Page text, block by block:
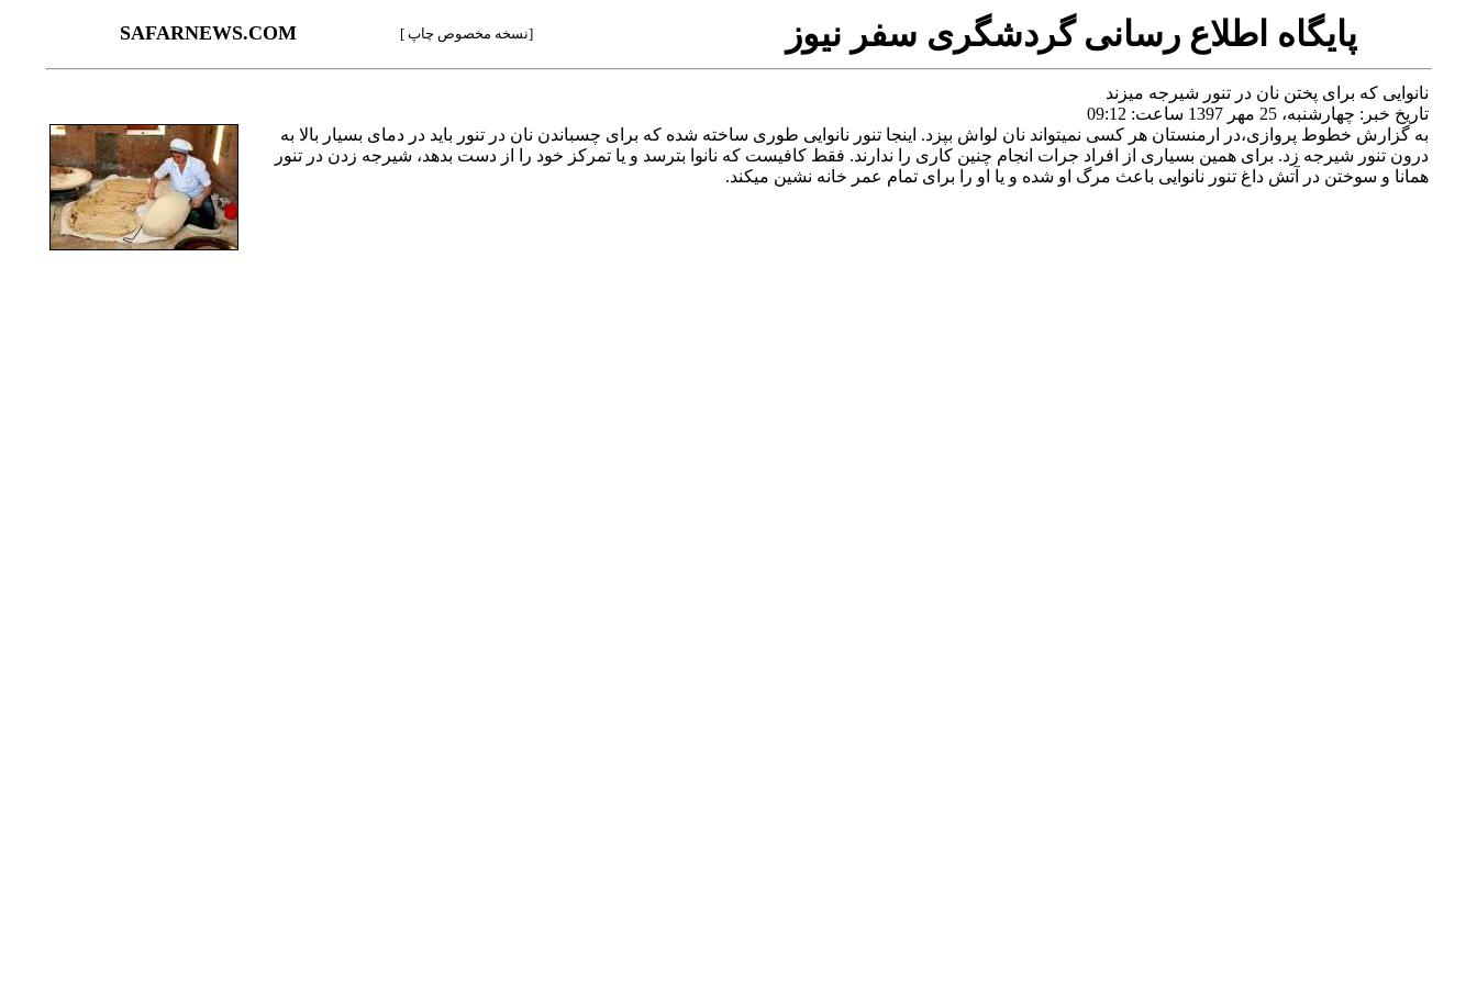
پايگاه اطلاع رسانی گردشگری سفر نيوز [نسخه مخصوص چاپ ] SAFARNEWS.COM
نانوایی که برای پختن نان در تنور شیرجه میزند
تاريخ خبر: چهارشنبه، 25 مهر 1397 ساعت: 09:12
به گزارش خطوط پروازی،در ارمنستان هر کسی نمیتواند نان لواش بپزد. اینجا تنور نانوایی طوری ساخته شده که برای چسباندن نان در تنور باید در دمای بسیار بالا به
درون تنور شیرجه زد. برای همین بسیاری از افراد جرات انجام چنین کاری را ندارند. فقط کافیست که نانوا بترسد و یا تمرکز خود را از دست بدهد، شیرجه زدن در تنور
همانا و سوختن در آتش داغ تنور نانوایی باعث مرگ او شده و یا او را برای تمام عمر خانه نشین میکند.